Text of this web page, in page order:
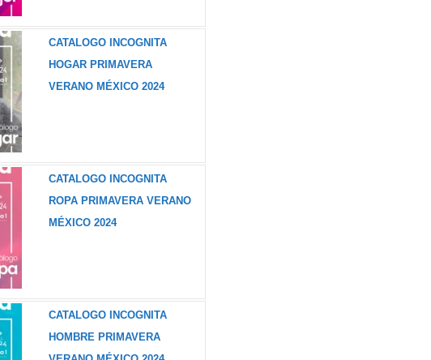
CATALOGO INCOGNITA
HOGAR PRIMAVERA
VERANO MÉXICO 2024
CATALOGO INCOGNITA
ROPA PRIMAVERA VERANO
MÉXICO 2024
CATALOGO INCOGNITA
HOMBRE PRIMAVERA